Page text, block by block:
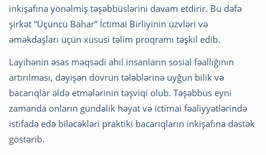
inkişafına yönəlmiş təşəbbüslərini davam etdirir. Bu dəfə
şirkət “Üçüncü Bahar” İctimai Birliyinin üzvləri və
əməkdaşları üçün xüsusi təlim proqramı təşkil edib.
Layihənin əsas məqsədi ahıl insanların sosial fəallığının
artırılması, dəyişən dövrün tələblərinə uyğun bilik və
bacarıqlar əldə etmələrinin təşviqi olub. Təşəbbüs eyni
zamanda onların gündəlik həyat və ictimai fəaliyyətlərində
istifadə edə biləcəkləri praktiki bacarıqların inkişafına dəstək
göstərib.